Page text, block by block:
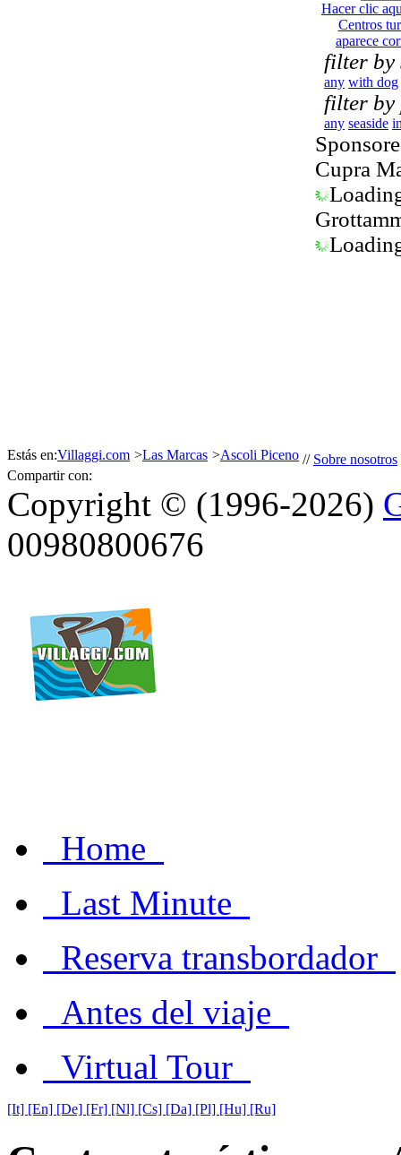
Hacer clic
Centros
aparece
filter by
any with dog
filter by
any seaside
Cupra
Estás en:Villaggi.com >Las Marcas >Ascoli Piceno // Sobre nosotros
Compartir con:
Copyright © (1996-2026)
00980800676
Home
Last Minute
Reserva transbordador
Antes del viaje
Virtual Tour
[It] [En] [De] [Fr] [Nl] [Cs] [Da] [Pl] [Hu] [Ru]